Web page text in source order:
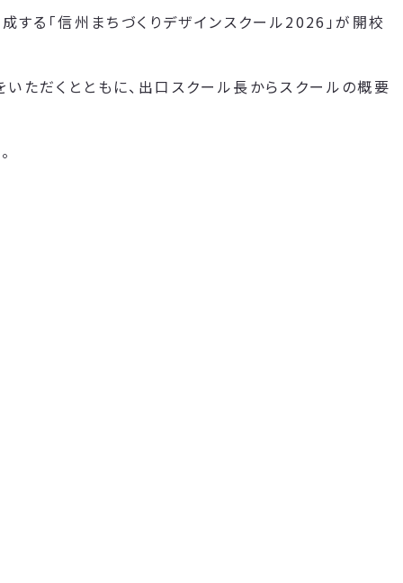
する「信州まちづくりデザインスクール2026」が開校
ただくとともに、出口スクール長からスクールの概要